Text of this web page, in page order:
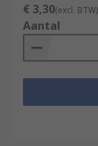
€ 3,30(excl. BTW)
Aantal